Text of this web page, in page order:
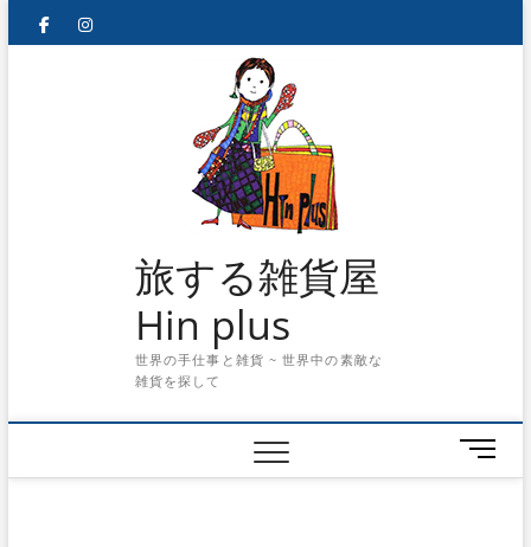
facebookinstagram
旅する雑貨屋
Hin plus
世界の手仕事と雑貨 ~ 世界中の素敵な
雑貨を探して
メ
ニ